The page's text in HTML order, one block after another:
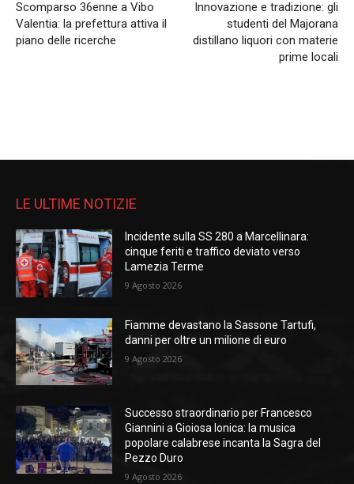
Scomparso 36enne a Vibo
Valentia: la prefettura attiva il
piano delle ricerche
Innovazione e tradizione: gli
studenti del Majorana
distillano liquori con materie
prime locali
LE ULTIME NOTIZIE
Incidente sulla SS 280 a Marcellinara:
cinque feriti e traffico deviato verso
Lamezia Terme
9 Agosto 2026
Fiamme devastano la Sassone Tartufi,
danni per oltre un milione di euro
9 Agosto 2026
Successo straordinario per Francesco
Giannini a Gioiosa Ionica: la musica
popolare calabrese incanta la Sagra del
Pezzo Duro
9 Agosto 2026